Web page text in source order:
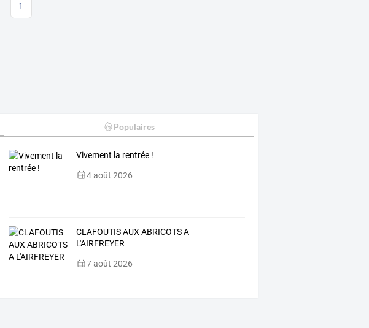
1
Populaires
Vivement la rentrée !
4 août 2026
CLAFOUTIS AUX ABRICOTS A
L'AIRFREYER
7 août 2026